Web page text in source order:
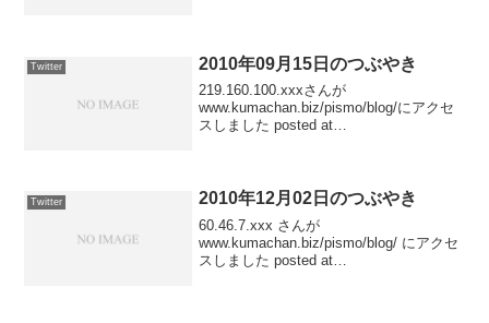
Twitter 2010年09月15日のつぶやき
219.160.100.xxxさんが
www.kumachan.biz/pismo/blog/にアクセ
スしました posted at
Twitter 2010年12月02日のつぶやき
60.46.7.xxx さんが
www.kumachan.biz/pismo/blog/ にアクセ
スしました posted at